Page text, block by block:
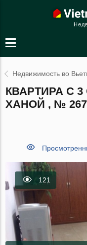
Недвижимость во
КВАРТИРА С
ХАНОЙ , №
121